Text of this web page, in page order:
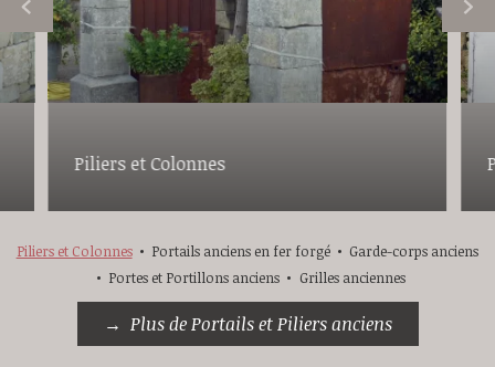
Piliers et Colonnes
Piliers et Colonnes Portails anciens en fer forgé
Garde-corps anciens
Portes et Portillons anciens
Grilles anciennes
Plus de Portails et Piliers anciens